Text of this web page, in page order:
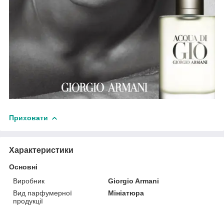
Приховати
Характеристики
Основні
Виробник
Giorgio Armani
Вид парфумерної
продукції
Мініатюра